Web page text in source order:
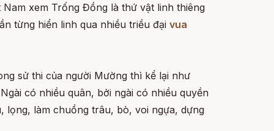
Nam xem Trống Đồng là thứ vật linh thiêng
từng hiển linh qua nhiều triều đại vua
sử thi của người Mường thì kể lại như
có nhiều quân, bởi ngài có nhiều quyền
lọng, làm chuồng trâu, bò, voi ngựa, dựng